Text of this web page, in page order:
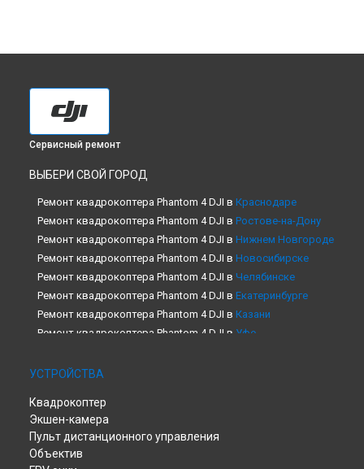
Сервисный ремонт
ВЫБЕРИ СВОЙ ГОРОД
Ремонт квадрокоптера Phantom 4 DJI в Краснодаре
Ремонт квадрокоптера Phantom 4 DJI в Ростове-на-Дону
Ремонт квадрокоптера Phantom 4 DJI в Нижнем Новгороде
Ремонт квадрокоптера Phantom 4 DJI в Новосибирске
Ремонт квадрокоптера Phantom 4 DJI в Челябинске
Ремонт квадрокоптера Phantom 4 DJI в Екатеринбурге
Ремонт квадрокоптера Phantom 4 DJI в Казани
Ремонт квадрокоптера Phantom 4 DJI в Уфе
Ремонт квадрокоптера Phantom 4 DJI в
Ремонт квадрокоптера Phantom 4 DJI в
Ремонт квадрокоптера Phantom 4 DJI в
Ремонт квадрокоптера Phantom 4 DJI в
Ремонт квадрокоптера Phantom 4 DJI в
УСТРОЙСТВА
Квадрокоптер
Экшен-камера
Пульт дистанционного управления
Объектив